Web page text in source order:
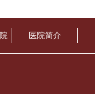
医院简介